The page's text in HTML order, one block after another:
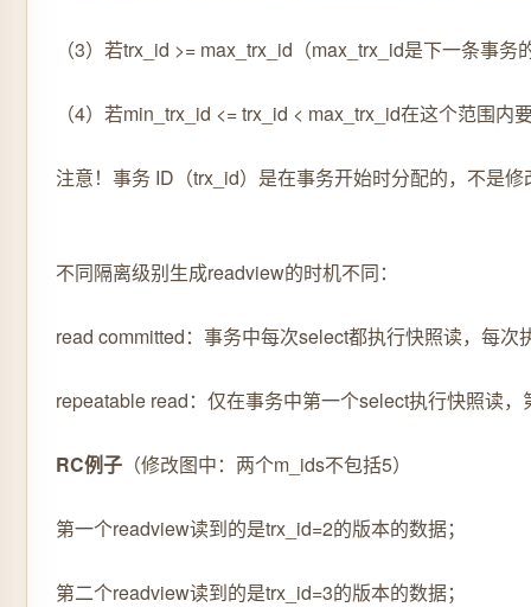
（3）若trx_id >= max_trx_id（max_trx_id是下一条事
（4）若min_trx_id <= trx_id < max_trx_id在这个范围
注意！事务 ID（trx_id）是在事务开始时分配的，不是
不同隔离级别生成readview的时机不同：
read committed：事务中每次select都执行快照读，每
repeatable read：仅在事务中第一个select执行快照读
RC例子 （修改图中：两个m_ids不包括5）
第一个readview读到的是trx_id=2的版本的数据；
第二个readview读到的是trx_id=3的版本的数据；